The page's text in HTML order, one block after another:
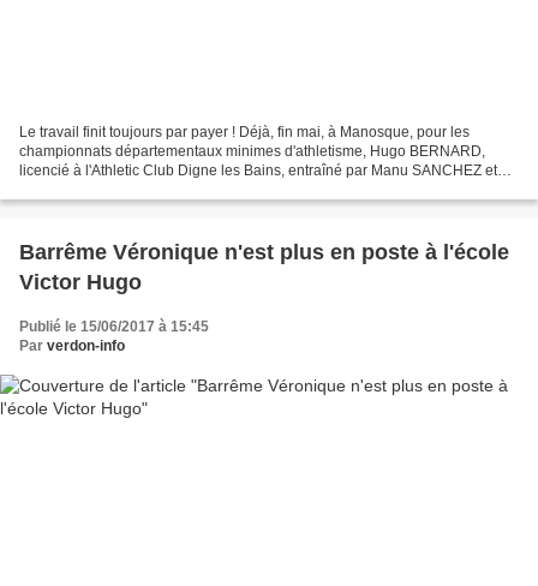
Le travail finit toujours par payer ! Déjà, fin mai, à Manosque, pour les
championnats départementaux minimes d'athletisme, Hugo BERNARD,
licencié à l'Athletic Club Digne les Bains, entraîné par Manu SANCHEZ et
Barrême Véronique n'est plus en poste à l'école
Victor Hugo
Publié le 15/06/2017 à 15:45
Par verdon-info